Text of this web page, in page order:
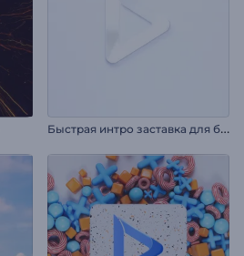
Б
ыстрая интро заставка для бизнеса